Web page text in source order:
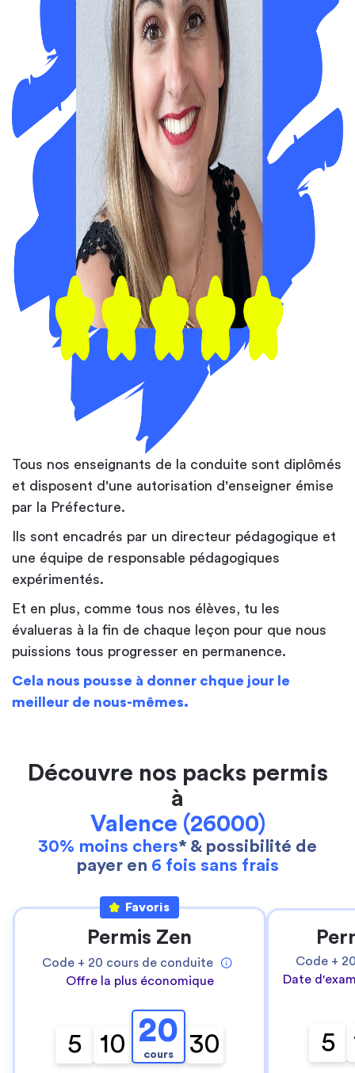
Tous nos enseignants de la conduite sont diplômés
et disposent d'une autorisation d'enseigner émise
par la Préfecture.
Ils sont encadrés par un directeur pédagogique et
une équipe de responsable pédagogiques
expérimentés.
Et en plus, comme tous nos élèves, tu les
évalueras à la fin de chaque leçon pour que nous
puissions tous progresser en permanence.
Cela nous pousse à donner chque jour le
meilleur de nous-mêmes.
Découvre nos packs permis
à
Valence (26000)
30% moins chers* & possibilité de
payer en 6 fois sans frais
Favoris
Permis Zen
Code + 20 cours de conduite
Offre la plus économique
5 10 20
cours 30
Code +
Date
5